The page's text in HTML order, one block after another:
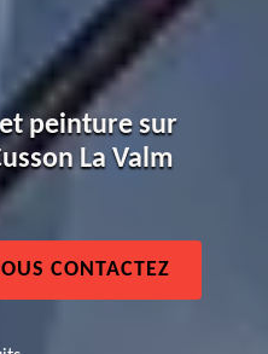
peinture sur
La Valm
CONTACTEZ